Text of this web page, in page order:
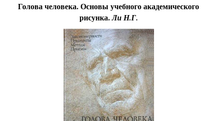
Голова человека. Основы учебного академического
рисунка.Ли Н.Г.